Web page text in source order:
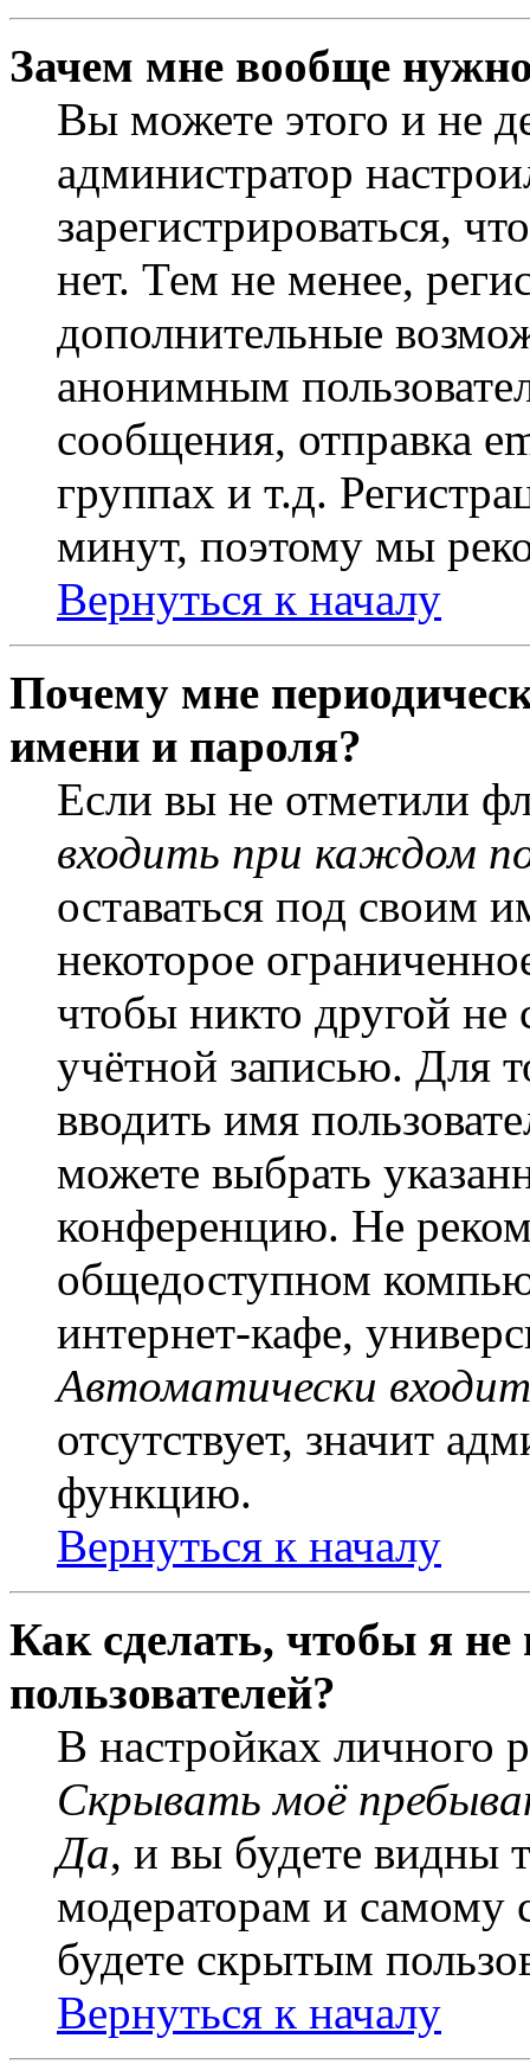
Зачем мне вообще
Вы можете этого и не
администратор
зарегистрироваться,
нет. Тем не менее,
дополнительные
анонимным
сообщения, отправка
группах и т.д.
минут, поэтому мы
Вернуться к началу
Почему мне
имени и пароля?
Если вы не отметили
входить при каждом
оставаться под своим
некоторое
чтобы никто другой не
учётной записью. Для
вводить имя
можете выбрать
конференцию. Не
общедоступном
интернет-кафе,
Автоматически
отсутствует, значит
функцию.
Вернуться к началу
Как сделать, чтобы я
пользователей?
В настройках личного
Скрывать моё
Да, и вы будете видны
модераторам и самому
будете скрытым
Вернуться к началу